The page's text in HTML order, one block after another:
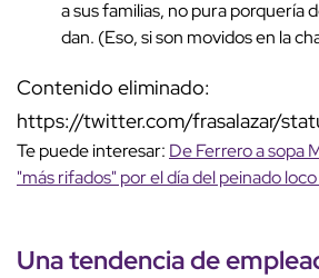
a sus familias, no pura porquería
dan. (Eso, si son movidos en la
Contenido eliminado:
https://twitter.com/frasalazar/
Te puede interesar: De Ferrero a sopa
"más rifados" por el día del peinado
Una tendencia de